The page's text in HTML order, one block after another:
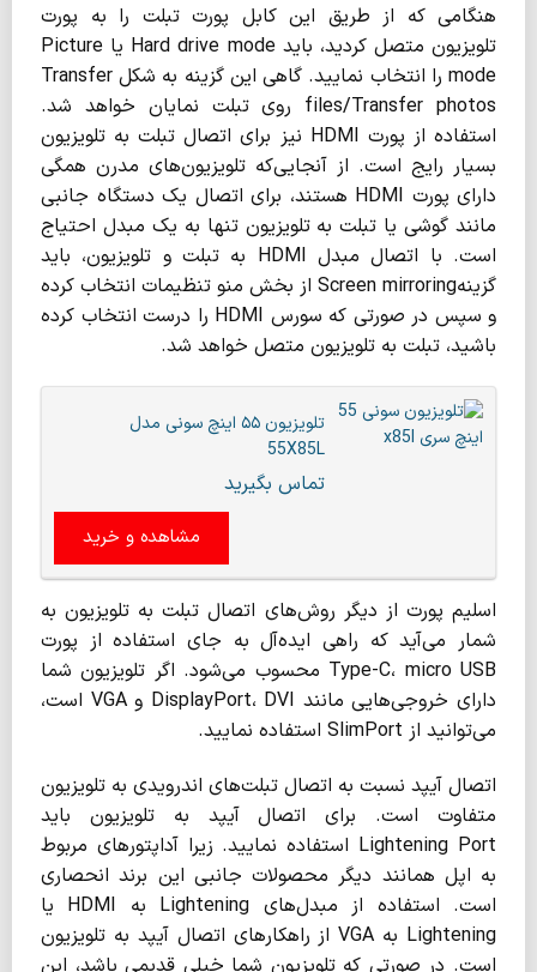
هنگامی که از طریق این کابل پورت تبلت را به پورت
تلویزیون متصل کردید، باید Hard drive mode یا Picture
mode را انتخاب نمایید. گاهی این گزینه به شکل Transfer
files/Transfer photos روی تبلت نمایان خواهد شد.
استفاده از پورت HDMI نیز برای اتصال تبلت به تلویزیون
بسیار رایج است. از آنجایی‌که تلویزیون‌های مدرن همگی
دارای پورت HDMI هستند، برای اتصال یک دستگاه جانبی
مانند گوشی یا تبلت به تلویزیون تنها به یک مبدل احتیاج
است. با اتصال مبدل HDMI به تبلت و تلویزیون، باید
گزینهScreen mirroring از بخش منو تنظیمات انتخاب کرده
و سپس در صورتی که سورس HDMI را درست انتخاب کرده
باشید، تبلت به تلویزیون‌ متصل خواهد شد.
تلویزیون ۵۵ اینچ سونی مدل
55X85L
تماس بگیرید
مشاهده و خرید
اسلیم پورت از دیگر روش‌های اتصال تبلت به تلویزیون به
شمار می‌آید که راهی ایده‌آل به جای استفاده از پورت
Type-C، micro USB محسوب می‌شود. اگر تلویزیون شما
دارای خروجی‌هایی مانند DisplayPort، DVI و VGA است،
می‌توانید از SlimPort استفاده نمایید.
اتصال آیپد نسبت به اتصال تبلت‌های اندرویدی به تلویزیون
متفاوت است. برای اتصال آیپد به تلویزیون باید
Lightening Port استفاده نمایید. زیرا آداپتورهای مربوط
به‌ اپل همانند دیگر محصولات جانبی‌ این برند انحصاری
است. استفاده از مبدل‌های Lightening به HDMI یا
Lightening به VGA از راهکارهای اتصال آیپد به تلویزیون